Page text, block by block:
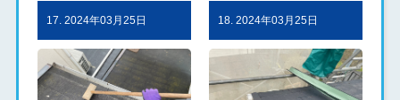
17. 2024年03月25日 18. 2024年03月25日